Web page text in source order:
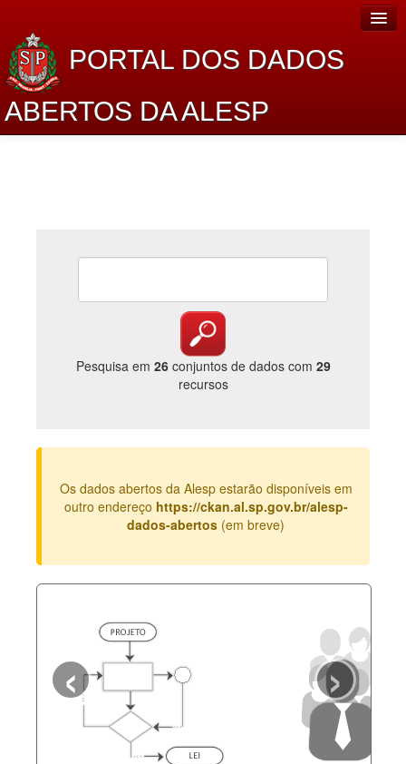
PORTAL DOS DADOS
ABERTOS DA ALESP
Lei de Acesso à Informação
Catálogo de dados
Legislação
Perguntas frequentes
Pesquisa em 26conjuntos de dados com 29
recursos
Os dados abertos da Alesp estarão disponíveis em
outro endereço https://ckan.al.sp.gov.br/alesp-
dados-abertos (em breve)
‹ ›